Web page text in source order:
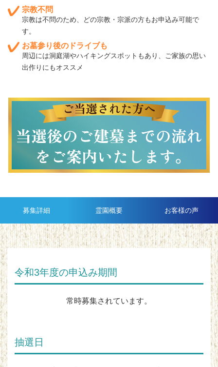
宗教不問
宗教は不問のため、どの宗教・宗派の方もお申込み可能で
す。
お墓参り後のドライブも
周辺には洞庭湖やハイキングスポットもあり、ご家族の思い
出作りにもオススメ
募集詳細 霊園概要 お客様の声
令和3年度の申込み期間
常時募集されています。
抽選日